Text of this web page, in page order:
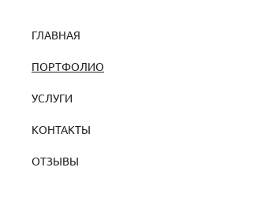
ГЛАВНАЯ
ПОРТФОЛИО
УСЛУГИ
КОНТАКТЫ
ОТЗЫВЫ